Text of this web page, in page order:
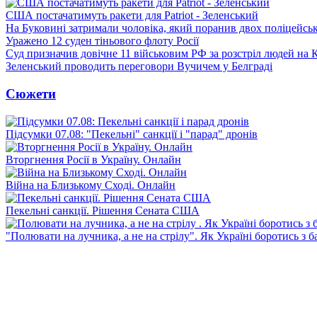
США постачатимуть ракети для Patriot - Зеленський
На Буковині затримали чоловіка, який поранив двох
Уражено 12 суден тіньового флоту Росії
Суд призначив довічне 11 військовим РФ за розстріл людей на
Зеленський проводить переговори Вучичем у Белграді
Сюжети
Підсумки 07.08: "Пекельні" санкції і "парад" дронів
Вторгнення Росії в Україну. Онлайн
Війна на Близькому Сході. Онлайн
Пекельні санкції. Рішення Сената США
"Полювати на лучника, а не на стрілу". Як Україні боротись з